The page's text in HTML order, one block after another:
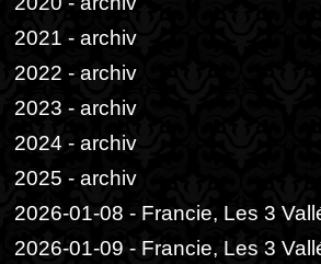
2021 - archiv
2022 - archiv
2023 - archiv
2024 - archiv
2025 - archiv
2026-01-08 - Francie, Les 3
2026-01-09 - Francie, Les 3